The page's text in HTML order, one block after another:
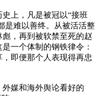
上，凡是被冠以“接班
是难以善终。从被活活整
，再到被软禁至死的赵
一个体制的钢铁律令：
即便那个人表现得再忠
媒和海外舆论看好的